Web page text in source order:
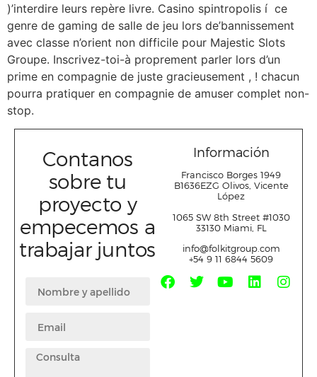
)’interdire leurs repère livre. Casino spintropolis í ce
genre de gaming de salle de jeu lors de’bannissement
avec classe n’orient non difficile pour Majestic Slots
Groupe. Inscrivez-toi-à proprement parler lors d’un
prime en compagnie de juste gracieusement , ! chacun
pourra pratiquer en compagnie de amuser complet non-
stop.
Contanos
sobre tu
proyecto y
empecemos a
trabajar juntos
Información
Francisco Borges 1949
B1636EZG Olivos, Vicente
López
1065 SW 8th Street #1030
33130 Miami, FL
info@folkitgroup.com
+54 9 11 6844 5609